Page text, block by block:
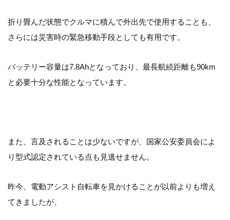
折り畳んだ状態でクルマに積んで外出先で使用することも、
さらには災害時の緊急移動手段としても有用です。
バッテリー容量は7.8Ahとなっており、最長航続距離も90km
と必要十分な性能となっています。
また、言及されることは少ないですが、国家公安委員会によ
り型式認定されている点も見逃せません。
昨今、電動アシスト自転車を見かけることが以前よりも増え
てきましたが、